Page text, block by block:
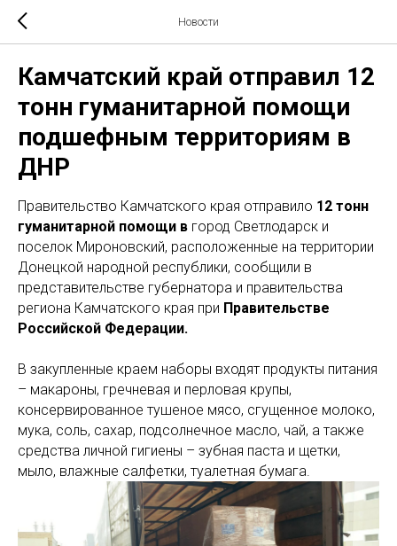
Новости
Камчатский край отправил 12
тонн гуманитарной помощи
подшефным территориям в
ДНР
Правительство Камчатского края отправило 12 тонн
гуманитарной помощи в город Светлодарск и
поселок Мироновский, расположенные на территории
Донецкой народной республики, сообщили в
представительстве губернатора и правительства
региона Камчатского края при Правительстве
Российской Федерации.
В закупленные краем наборы входят продукты питания
– макароны, гречневая и перловая крупы,
консервированное тушеное мясо, сгущенное молоко,
мука, соль, сахар, подсолнечное масло, чай, а также
средства личной гигиены – зубная паста и щетки,
мыло, влажные салфетки, туалетная бумага.